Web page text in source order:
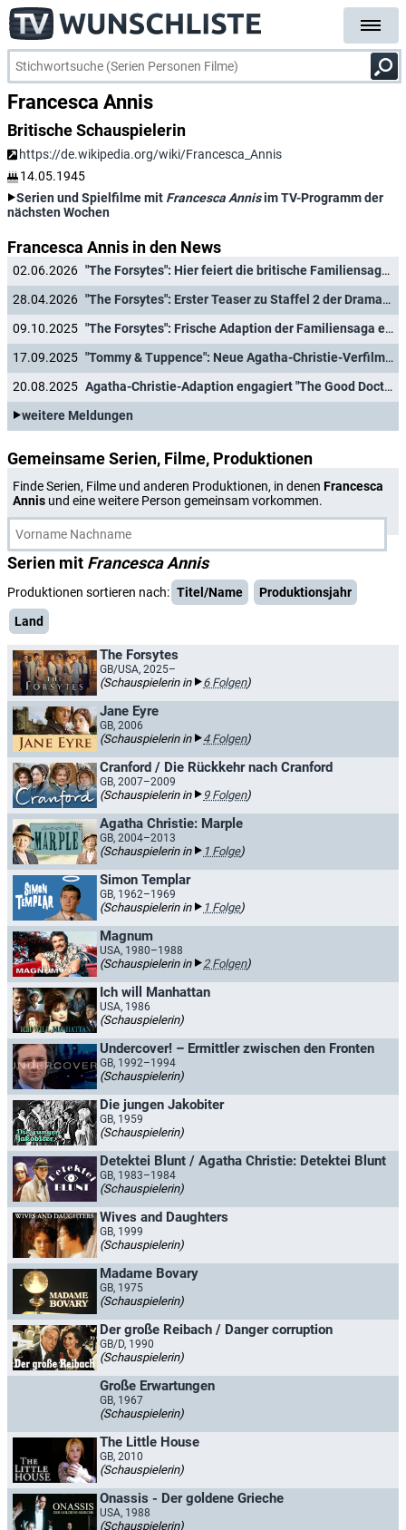
Francesca Annis
Britische Schauspielerin
https://de.wikipedia.org/wiki/Francesca_Annis
14.05.1945
Serien und Spielfilme mit Francesca Annisim TV-Programm der
nächsten Wochen
Francesca Annis in den News
02.06.2026
"The Forsytes": Hier feiert die britische Familiensaga Deutschlandpremiere
28.04.2026
"The Forsytes": Erster Teaser zu Staffel 2 der Dramaserie über Börsenmaklerfamilie im London der 1880er-Jahre enthüllt
09.10.2025
"The Forsytes": Frische Adaption der Familiensaga eines Literaturnobelpreisträgers erhält Starttermin
17.09.2025
"Tommy & Tuppence": Neue Agatha-Christie-Verfilmung komplettiert Cast
20.08.2025
Agatha-Christie-Adaption engagiert "The Good Doctor"-Star und "The Buccaneers"-Darsteller für Hauptrollen
weitere Meldungen
Gemeinsame Serien, Filme, Produktionen
Finde Serien, Filme und anderen Produktionen, in denen Francesca
Annis und eine weitere Person gemeinsam vorkommen.
Serien mit Francesca Annis
Produktionen sortieren nach: Titel/Name
Produktionsjahr
Land
The Forsytes
GB/USA, 2025–
(Schauspielerin in 6 Folgen)
Jane Eyre
GB, 2006
(Schauspielerin in 4 Folgen)
Cranford / Die Rückkehr nach Cranford
GB, 2007–2009
(Schauspielerin in 9 Folgen)
Agatha Christie: Marple
GB, 2004–2013
(Schauspielerin in 1 Folge)
Simon Templar
GB, 1962–1969
(Schauspielerin in 1 Folge)
Magnum
USA, 1980–1988
(Schauspielerin in 2 Folgen)
Ich will Manhattan
USA, 1986
(Schauspielerin)
Undercover! – Ermittler zwischen den Fronten
GB, 1992–1994
(Schauspielerin)
Die jungen Jakobiter
GB, 1959
(Schauspielerin)
Detektei Blunt / Agatha Christie: Detektei Blunt
GB, 1983–1984
(Schauspielerin)
Wives and Daughters
GB, 1999
(Schauspielerin)
Madame Bovary
GB, 1975
(Schauspielerin)
Der große Reibach / Danger corruption
GB/D, 1990
(Schauspielerin)
Große Erwartungen
GB, 1967
(Schauspielerin)
The Little House
GB, 2010
(Schauspielerin)
Onassis - Der goldene Grieche
USA, 1988
(Schauspielerin)